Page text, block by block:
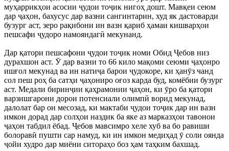
муҳаррикҳои асосии ҷудои тоҷик нигоҳ дошт. Мавқеи сеюм
дар ҷаҳон, бахусус дар вазни сангинтарин, худ як дастоварди
бузург аст, зеро рақибони ин вазн қариб ҳамаи кишварҳои
пешсафи ҷудоро намояндагӣ мекунанд.
Дар қатори пешсафони ҷудои тоҷик номи Обид Ҷебов низ
дурахшон аст. Ӯ дар вазни то 66 кило мақоми сеюми ҷаҳонро
ишғол мекунад ва ин натиҷа барои ҷудокоре, ки ҳанӯз чанд
сол пеш роҳ ба сатҳи ҷаҳониро оғоз карда буд, комёбии бузург
аст. Медали биринҷии қаҳрамонии ҷаҳон, ки ӯро ба қатори
варзишгарони дорои потенсиали олимпӣ ворид мекунад,
далолат бар он месозад, ки мактаби ҷудои тоҷик дар ин вазн
имкон дорад дар солҳои наздик ба яке аз марказҳои тавонои
ҷаҳон табдил ёбад. Ҷебов мавсимро хеле хуб ва бо равиши
болоравӣ пушти сар намуд, ки ин имкон медиҳад ӯ соли оянда
ҷойи худро дар миёни ситораҳо боз ҳам таҳким бахшад.